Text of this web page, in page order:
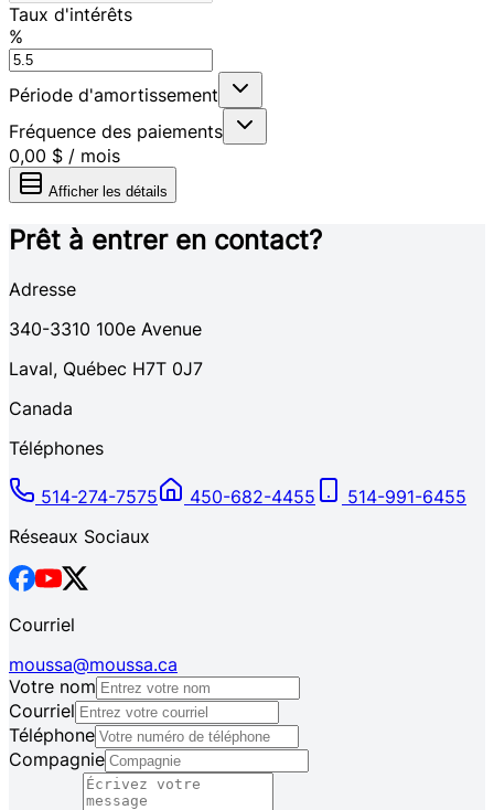
Taux d'intérêts
%
Période d'amortissement
Fréquence des paiements
0,00 $ / mois
Afficher les détails
Prêt à entrer en contact?
Adresse
340-3310 100e Avenue
Laval, Québec H7T 0J7
Canada
Téléphones
514-274-7575 450-682-4455
514-991-6455
Réseaux Sociaux
Courriel
moussa@moussa.ca
Votre nom
Courriel
Téléphone
Compagnie